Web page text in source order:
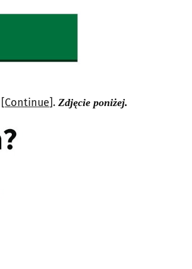
Continue]. Zdjęcie poniżej.